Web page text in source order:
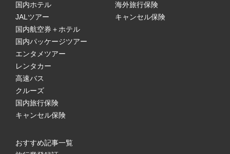
国内ホテル
JALツアー
国内航空券＋ホテル
国内パッケージツアー
エンタメツアー
レンタカー
高速バス
クルーズ
国内旅行保険
キャンセル保険
海外旅行保険
キャンセル保険
おすすめ記事一覧